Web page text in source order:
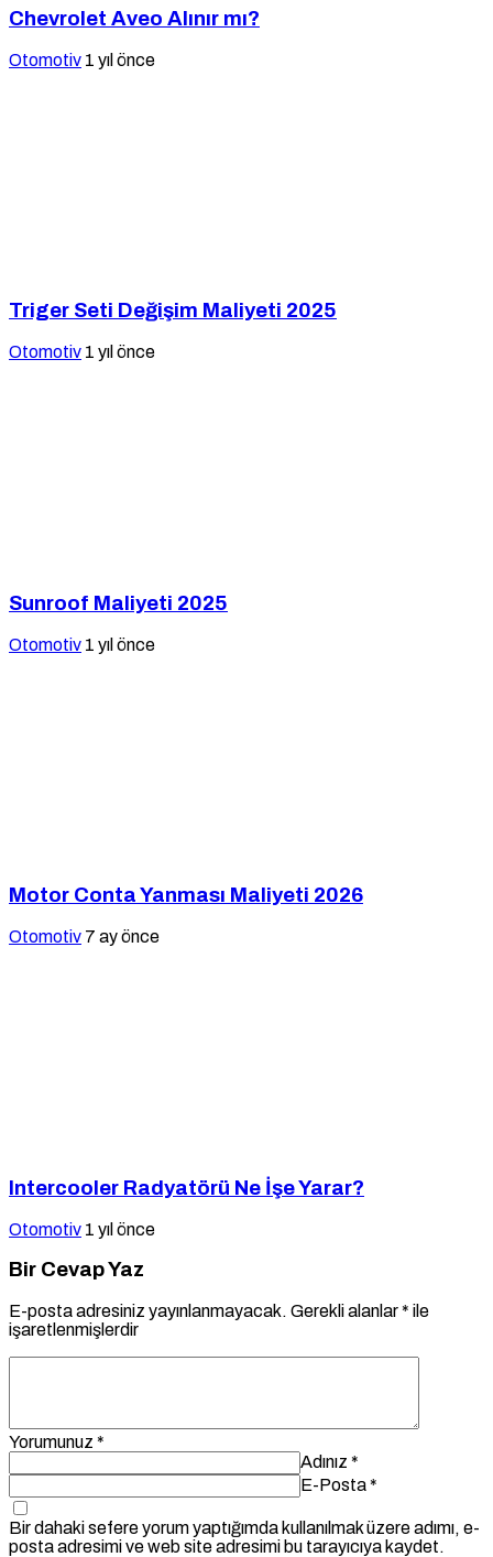
Chevrolet Aveo Alınır mı?
Otomotiv 1 yıl önce
Triger Seti Değişim Maliyeti 2025
Otomotiv 1 yıl önce
Sunroof Maliyeti 2025
Otomotiv 1 yıl önce
Motor Conta Yanması Maliyeti 2026
Otomotiv 7 ay önce
Intercooler Radyatörü Ne İşe Yarar?
Otomotiv 1 yıl önce
Bir Cevap Yaz
E-posta adresiniz yayınlanmayacak. Gerekli alanlar* ile
işaretlenmişlerdir
Yorumunuz *
Adınız *
E-Posta*
Bir dahaki sefere yorum yaptığımda kullanılmak üzere adımı, e-
posta adresimi ve web site adresimi bu tarayıcıya kaydet.